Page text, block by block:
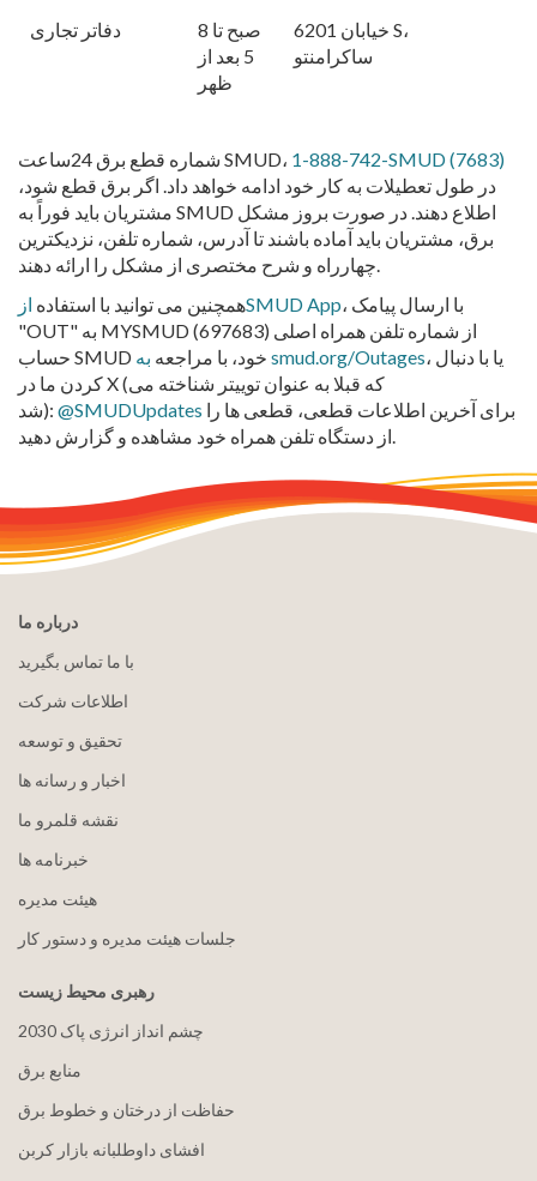
دفاتر تجاری
8 صبح تا
5 بعد از
ظهر
6201 خیابان S،
ساکرامنتو
شماره قطع برق 24ساعت SMUD، 1-888-742-SMUD (7683)
در طول تعطیلات به کار خود ادامه خواهد داد. اگر برق قطع شود،
مشتریان باید فوراً به SMUD اطلاع دهند. در صورت بروز مشکل
برق، مشتریان باید آماده باشند تا آدرس، شماره تلفن، نزدیکترین
چهارراه و شرح مختصری از مشکل را ارائه دهند.
همچنین می توانید با استفادهازSMUD App، با ارسال پیامک
"OUT" به MYSMUD (697683) از شماره تلفن همراه اصلی
حساب SMUD خود، با مراجعه به smud.org/Outages، یا با دنبال
کردن ما در X (که قبلا به عنوان توییتر شناخته می
شد): @SMUDUpdates
از دستگاه تلفن همراه خود مشاهده و گزارش دهید.
درباره ما
با ما تماس بگیرید
اطلاعات شرکت
تحقیق و توسعه
اخبار و رسانه ها
نقشه قلمرو ما
خبرنامه ها
هيئت مدیره
جلسات هیئت مدیره و دستور کار
رهبری محیط زیست
2030 چشم انداز انرژی پاک
منابع برق
حفاظت از درختان و خطوط برق
افشای داوطلبانه بازار کربن